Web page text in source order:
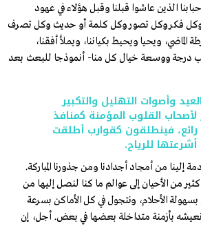
الذين عاشوا قبلنا وقبل هؤلاء في عهود
وكل فكر وكل تصور وكل كلمة أو حديث وكل تصرف
ويحيا ويحيط بكياننا، ويملأ أفقنا،
ووسعة خيال كل منا- أنموذجا للبعث بعد
وأصوات التهليل والتكبير
القلوب المؤمنة كمنافذ
رائع، فينطلقون كقوارب أطلقت
أشرعتها للرياح.
إلينا من أمجاد أجدادنا ومن جذورنا المباركة.
من الأحيان إلى عوالم ما كنا لنصل إليها من
الأحلام، ونتجول في كل الأماكن بسرعة
نعيشه بأزمنة متداخلة بعضها في بعض. أجل، إن